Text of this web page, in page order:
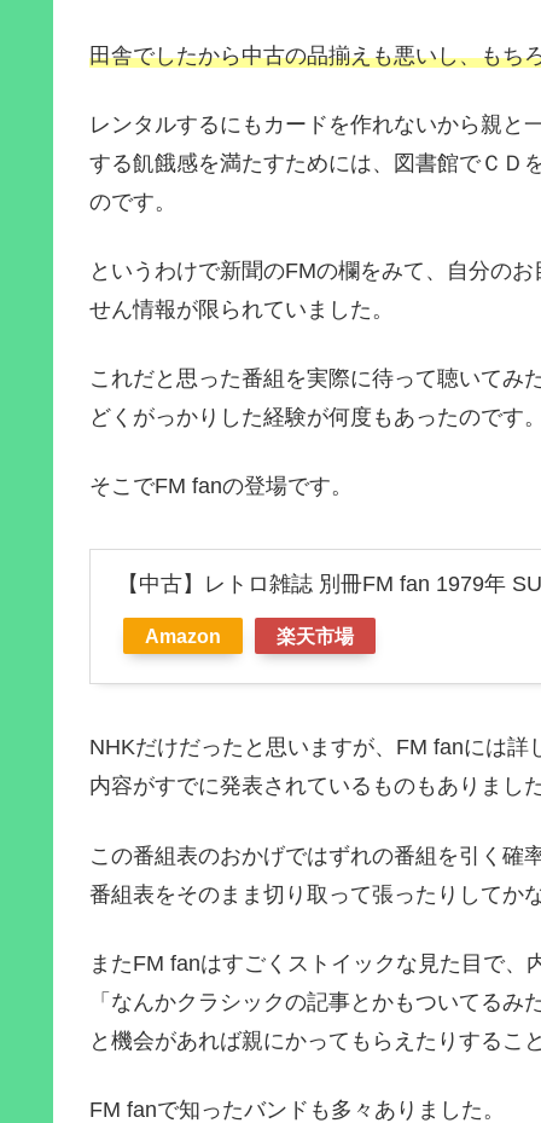
田舎でしたから中古の品揃えも悪いし、もち
レンタルするにもカードを作れないから親と
する飢餓感を満たすためには、図書館でＣＤ
のです。
というわけで新聞のFMの欄をみて、自分の
せん情報が限られていました。
これだと思った番組を実際に待って聴いてみ
どくがっかりした経験が何度もあったのです
そこでFM fanの登場です。
【中古】レトロ雑誌 別冊FM fan 1979年
Amazon 楽天市場
NHKだけだったと思いますが、FM fanには
内容がすでに発表されているものもありまし
この番組表のおかげではずれの番組を引く確
番組表をそのまま切り取って張ったりしてか
またFM fanはすごくストイックな見た目で
「なんかクラシックの記事とかもついてるみ
と機会があれば親にかってもらえたりするこ
FM fanで知ったバンドも多々ありました。